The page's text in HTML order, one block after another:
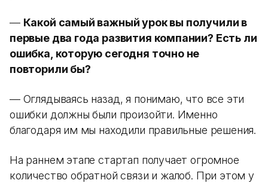
— Какой самый важный урок вы получили в
первые два года развития компании? Есть ли
ошибка, которую сегодня точно не
повторили бы?
— Оглядываясь назад, я понимаю, что все эти
ошибки должны были произойти. Именно
благодаря им мы находили правильные решения.
На раннем этапе стартап получает огромное
количество обратной связи и жалоб. При этом у